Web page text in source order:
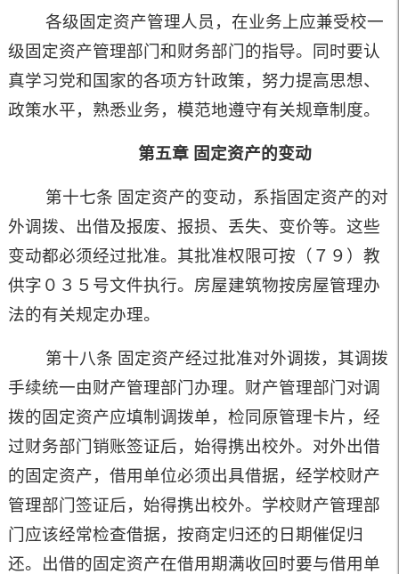
各级固定资产管理人员，在业务上应兼受校一
级固定资产管理部门和财务部门的指导。同时要认
真学习党和国家的各项方针政策，努力提高思想、
政策水平，熟悉业务，模范地遵守有关规章制度。
第五章 固定资产的变动
第十七条 固定资产的变动，系指固定资产的对
外调拨、出借及报废、报损、丢失、变价等。这些
变动都必须经过批准。其批准权限可按（７９）教
供字０３５号文件执行。房屋建筑物按房屋管理办
法的有关规定办理。
第十八条 固定资产经过批准对外调拨，其调拨
手续统一由财产管理部门办理。财产管理部门对调
拨的固定资产应填制调拨单，检同原管理卡片，经
过财务部门销账签证后，始得携出校外。对外出借
的固定资产，借用单位必须出具借据，经学校财产
管理部门签证后，始得携出校外。学校财产管理部
门应该经常检查借据，按商定归还的日期催促归
还。出借的固定资产在借用期满收回时要与借用单